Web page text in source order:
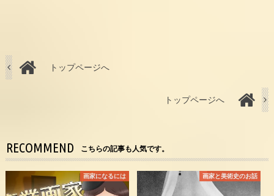
トップページへ
トップページへ
RECOMMEND こちらの記事も人気です。
画家になるには 画家と美術史のお話